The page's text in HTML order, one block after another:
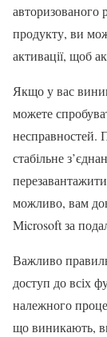
продукту, ви
активації, щоб
Якщо у вас
можете
несправностей.
стабільне
можливо, вам
Microsoft за
Важливо
доступ до всіх
належного
що виникають,